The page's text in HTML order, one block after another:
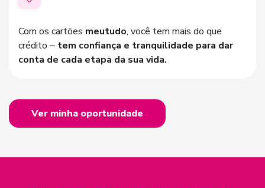
Com os cartões meutudo, você tem mais do que
crédito – tem confiança e tranquilidade para dar
conta de cada etapa da sua vida.
Ver minha oportunidade